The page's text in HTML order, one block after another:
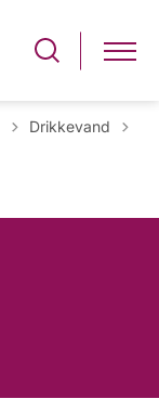
Tilbage til
Drikkevand